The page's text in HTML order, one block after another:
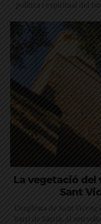
política i espiritual del
La vegetació
Sant
L’església de Sant
barri de Sarrià. Al seu